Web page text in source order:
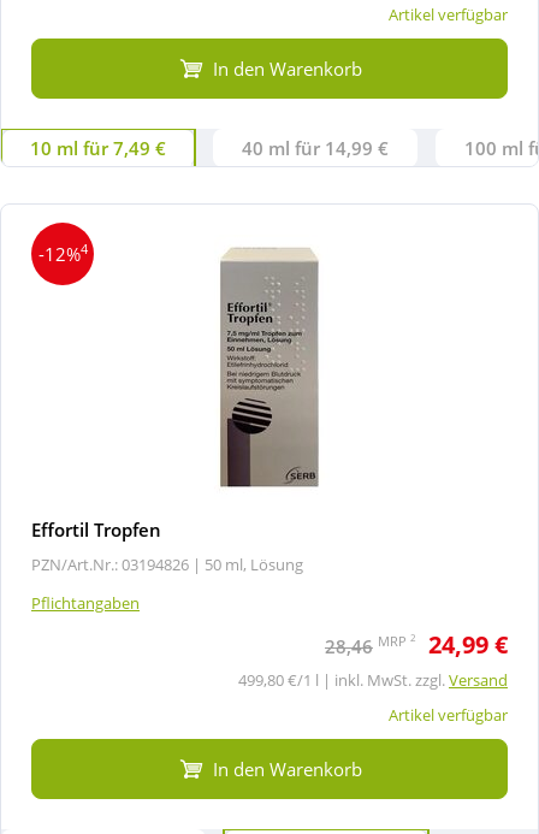
Artikel verfügbar
In den Warenkorb
10 ml für 7,49 € 40 ml für 14,99 € 100 ml
-12%4
Effortil Tropfen
PZN/Art.Nr.: 03194826 | 50 ml, Lösung
Pflichtangaben
28,46 MRP 2 24,99 €
499,80 €/1 l | inkl. MwSt. zzgl.Versand
Artikel verfügbar
In den Warenkorb